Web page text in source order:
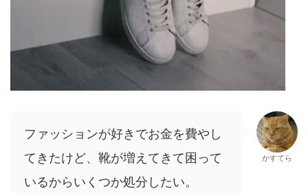
ファッションが好きでお金を費やし
てきたけど、靴が増えてきて困って
いるからいくつか処分したい。
かすてら